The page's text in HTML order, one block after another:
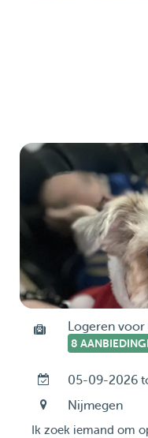
Logeren voor
8
05-09-2026
Nijmegen
Ik zoek iemand om